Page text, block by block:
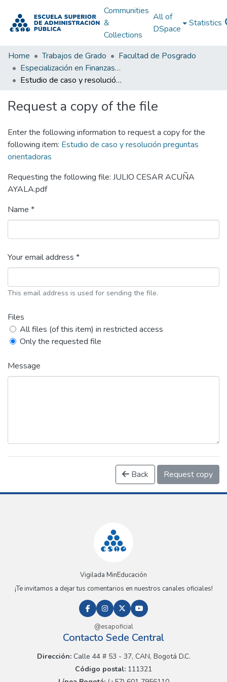
Communities
&
Collections
All of
DSpace
Statistics
Home Trabajos de Grado
Facultad de Posgrado
Especialización en Finanzas Públicas
Estudio de caso y resolución preguntas orientadoras
Request a copy of the file
Enter the following information to request a copy for the
following item: Estudio de caso y resolución preguntas
orientadoras
Requesting the following file: JULIO CESAR ACUÑA
AYALA.pdf
Name *
Your email address *
This email address is used for sending the file.
Files
All files (of this item) in restricted access
Only the requested file
Message
Back Request copy
Vigilada MinEducación
¡Te invitamos a dejar tus comentarios en nuestros canales oficiales!
@esapoficial
Contacto Sede Central
Dirección:Calle 44 # 53 - 37, CAN, Bogotá D.C.
Código postal: 111321